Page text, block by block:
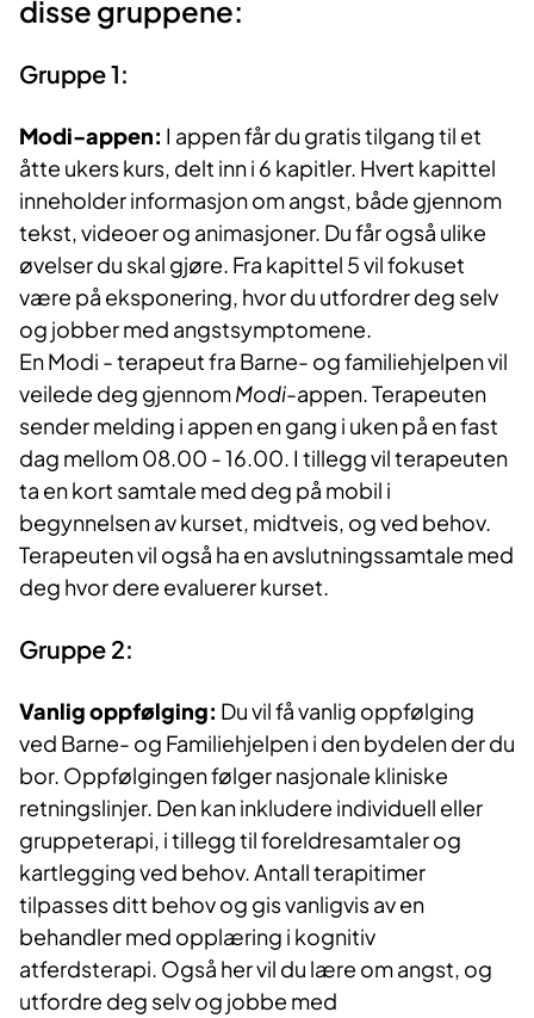
disse gruppene:
Gruppe 1:
Modi-appen: I appen får du gratis tilgang til et
åtte ukers kurs, delt inn i 6 kapitler. Hvert kapittel
inneholder informasjon om angst, både gjennom
tekst, videoer og animasjoner. Du får også ulike
øvelser du skal gjøre. Fra kapittel 5 vil fokuset
være på eksponering, hvor du utfordrer deg selv
og jobber med angstsymptomene.
En Modi - terapeut fra Barne- og familiehjelpen vil
veilede deg gjennomModi-appen. Terapeuten
sender melding i appen en gang i uken på en fast
dag mellom 08.00 - 16.00. I tillegg vil terapeuten
ta en kort samtale med deg på mobil i
begynnelsen av kurset, midtveis, og ved behov.
Terapeuten vil også ha en avslutningssamtale med
deg hvor dere evaluerer kurset.
Gruppe 2:
Vanlig oppfølging: Du vil få vanlig oppfølging
ved Barne- og Familiehjelpen i den bydelen der du
bor. Oppfølgingen følger nasjonale kliniske
retningslinjer. Den kan inkludere individuell eller
gruppeterapi, i tillegg til foreldresamtaler og
kartlegging ved behov. Antall terapitimer
tilpasses ditt behov og gis vanligvis av en
behandler med opplæring i kognitiv
atferdsterapi. Også her vil du lære om angst, og
utfordre deg selv og jobbe med